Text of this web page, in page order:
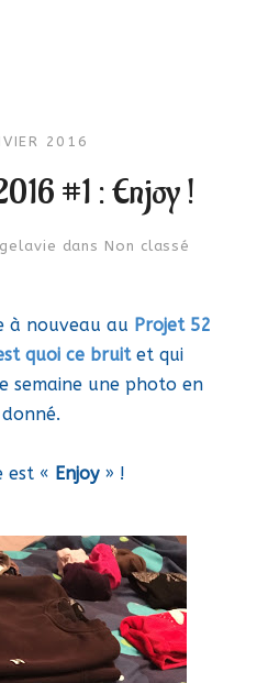
2016
#1 : Enjoy !
dans Non classé
à nouveau au Projet 52
quoi ce bruitet qui
semaine une photo en
est « Enjoy» !